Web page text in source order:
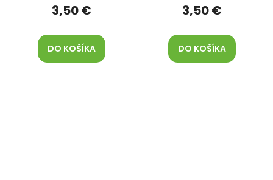
3,50 €
DO KOŠÍKA
3,50 €
DO KOŠÍKA